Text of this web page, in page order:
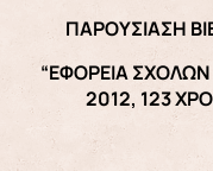
ΠΑΡΟΥΣΙΑΣΗ
“ΕΦΟΡΕΙΑ
2012, 123